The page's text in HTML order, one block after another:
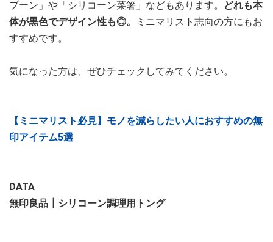
プーン」や「シリコーン菜箸」などもあります。
どれも本
体が黒色でデザイン性も◎。
ミニマリスト志向の方にもお
すすめです。
気になった方は、ぜひチェックしてみてください。
【ミニマリスト必見】モノを減らしたい人におすすめの無
印アイテム5選
DATA
無印良品┃シリコーン調理用トング